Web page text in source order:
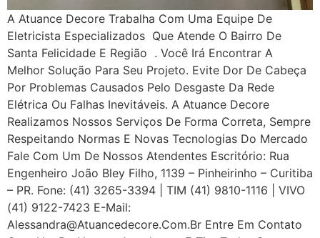
A Atuance Decore Trabalha Com Uma Equipe De
Eletricista Especializados Que Atende O Bairro De
Santa Felicidade E Região . Você Irá Encontrar A
Melhor Solução Para Seu Projeto. Evite Dor De Cabeça
Por Problemas Causados Pelo Desgaste Da Rede
Elétrica Ou Falhas Inevitáveis. A Atuance Decore
Realizamos Nossos Serviços De Forma Correta, Sempre
Respeitando Normas E Novas Tecnologias Do Mercado
Fale Com Um De Nossos Atendentes Escritório: Rua
Engenheiro João Bley Filho, 1139 – Pinheirinho – Curitiba
– PR. Fone: (41) 3265-3394 | TIM (41) 9810-1116 | VIVO
(41) 9122-7423 E-Mail:
Alessandra@atuancedecore.com.br Entre Em Contato